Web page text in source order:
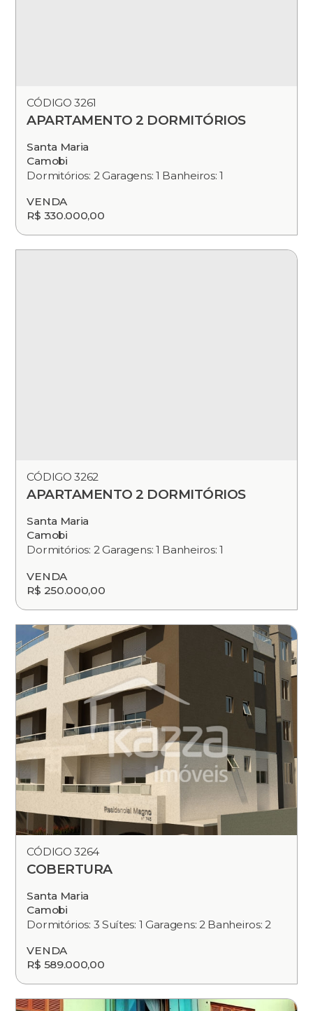
CÓDIGO 3261
APARTAMENTO 2 DORMITÓRIOS
Santa Maria
Camobi
Dormitórios: 2 Garagens: 1 Banheiros: 1
VENDA
R$ 330.000,00
CÓDIGO 3262
APARTAMENTO 2 DORMITÓRIOS
Santa Maria
Camobi
Dormitórios: 2 Garagens: 1 Banheiros: 1
VENDA
R$ 250.000,00
CÓDIGO 3264
COBERTURA
Santa Maria
Camobi
Dormitórios: 3 Suítes: 1 Garagens: 2 Banheiros: 2
VENDA
R$ 589.000,00